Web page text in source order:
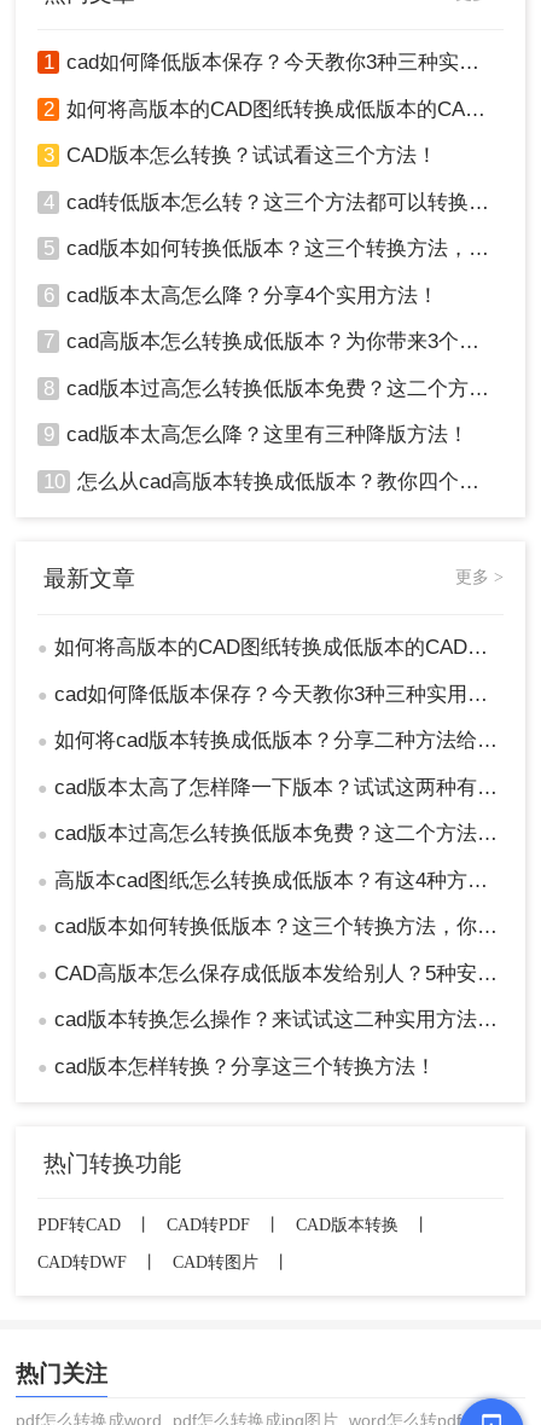
转换为低版本。
1 cad如何降低版本保存？今天教你3种三种实用方法对比！
2 如何将高版本的CAD图纸转换成低版本的CAD图纸？3种实用方法对比！
3 CAD版本怎么转换？试试看这三个方法！
4 cad转低版本怎么转？这三个方法都可以转换版本！
5 cad版本如何转换低版本？这三个转换方法，你一定要学会！
6 cad版本太高怎么降？分享4个实用方法！
7 cad高版本怎么转换成低版本？为你带来3个好用的方法！
8 cad版本过高怎么转换低版本免费？这二个方法了解一下！
9 cad版本太高怎么降？这里有三种降版方法！
10 怎么从cad高版本转换成低版本？教你四个小妙招轻松搞定！
最新文章 更多 >
● 如何将高版本的CAD图纸转换成低版本的CAD图纸？3种实用方法对比！
● cad如何降低版本保存？今天教你3种三种实用方法对比！
● 如何将cad版本转换成低版本？分享二种方法给你！3秒实现~！
● cad版本太高了怎样降一下版本？试试这两种有效的方法！
● cad版本过高怎么转换低版本免费？这二个方法了解一下！
● 高版本cad图纸怎么转换成低版本？有这4种方法可以快速转换！
● cad版本如何转换低版本？这三个转换方法，你一定要学会！
● CAD高版本怎么保存成低版本发给别人？5种安全有效方法实测！
● cad版本转换怎么操作？来试试这二种实用方法吧！
● cad版本怎样转换？分享这三个转换方法！
热门转换功能
PDF转CAD CAD转PDF CAD版本转换
CAD转DWF
CAD转图片
热门关注
pdf怎么转换成word pdf怎么转换成jpg图片 word怎么转pdf